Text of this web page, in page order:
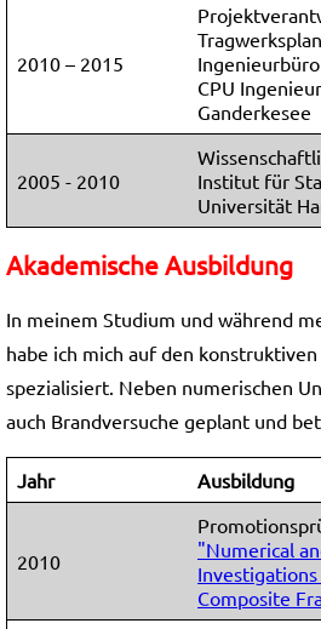
2010 – 2015
Ingenieurbüro
CPU
Ganderkesee
2005 - 2010
Institut für
Universität
Akademische Ausbildung
In meinem Studium und während
habe ich mich auf den
spezialisiert. Neben numerischen
auch Brandversuche geplant und
Jahr Ausbildung
2010
"Numerical
Composite